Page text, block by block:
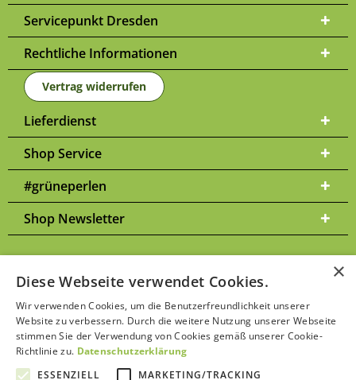
Servicepunkt Dresden
Rechtliche Informationen
Vertrag widerrufen
Lieferdienst
Shop Service
#grüneperlen
Shop Newsletter
* Alle Preise inkl. gesetzl. Mehrwertsteuer zzgl. Versandkosten
ggf. Nachnahmegebühren, wenn nicht anders beschrieben | Bitte
beachten Sie unsereDatenschutzerklärung
×
Diese Webseite verwendet Cookies.
Wir verwenden Cookies, um die Benutzerfreundlichkeit unserer
Website zu verbessern. Durch die weitere Nutzung unserer Webseite
stimmen Sie der Verwendung von Cookies gemäß unserer Cookie-
Richtlinie zu. Datenschutzerklärung
ESSENZIELL
MARKETING/TRACKING